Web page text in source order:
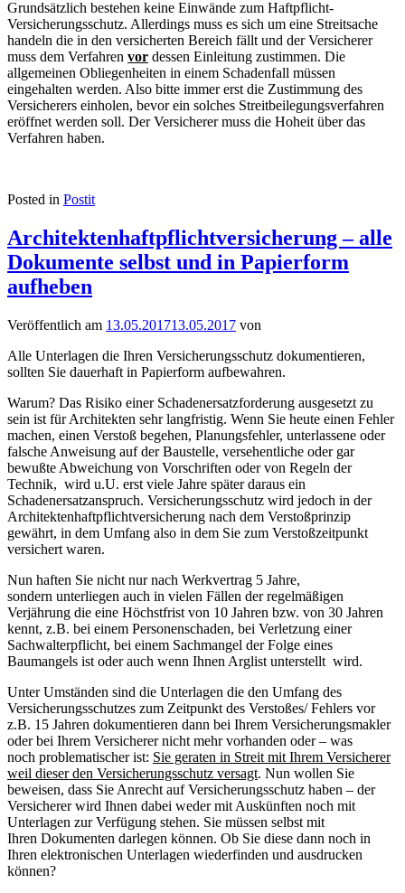
Grundsätzlich bestehen keine Einwände zum Haftpflicht-
Versicherungsschutz. Allerdings muss es sich um eine Streitsache
handeln die in den versicherten Bereich fällt und der Versicherer
muss dem Verfahren vor dessen Einleitung zustimmen. Die
allgemeinen Obliegenheiten in einem Schadenfall müssen
eingehalten werden. Also bitte immer erst die Zustimmung des
Versicherers einholen, bevor ein solches Streitbeilegungsverfahren
eröffnet werden soll. Der Versicherer muss die Hoheit über das
Verfahren haben.
Posted in Postit
Architektenhaftpflichtversicherung – alle
Dokumente selbst und in Papierform
aufheben
Veröffentlich am 13.05.201713.05.2017 von
Alle Unterlagen die Ihren Versicherungsschutz dokumentieren,
sollten Sie dauerhaft in Papierform aufbewahren.
Warum? Das Risiko einer Schadenersatzforderung ausgesetzt zu
sein ist für Architekten sehr langfristig. Wenn Sie heute einen Fehler
machen, einen Verstoß begehen, Planungsfehler, unterlassene oder
falsche Anweisung auf der Baustelle, versehentliche oder gar
bewußte Abweichung von Vorschriften oder von Regeln der
Technik, wird u.U. erst viele Jahre später daraus ein
Schadenersatzanspruch. Versicherungsschutz wird jedoch in der
Architektenhaftpflichtversicherung nach dem Verstoßprinzip
gewährt, in dem Umfang also in dem Sie zum Verstoßzeitpunkt
versichert waren.
Nun haften Sie nicht nur nach Werkvertrag 5 Jahre,
sondern unterliegen auch in vielen Fällen der regelmäßigen
Verjährung die eine Höchstfrist von 10 Jahren bzw. von 30 Jahren
kennt, z.B. bei einem Personenschaden, bei Verletzung einer
Sachwalterpflicht, bei einem Sachmangel der Folge eines
Baumangels ist oder auch wenn Ihnen Arglist unterstellt wird.
Unter Umständen sind die Unterlagen die den Umfang des
Versicherungsschutzes zum Zeitpunkt des Verstoßes/ Fehlers vor
z.B. 15 Jahren dokumentieren dann bei Ihrem Versicherungsmakler
oder bei Ihrem Versicherer nicht mehr vorhanden oder – was
noch problematischer ist: Sie geraten in Streit mit Ihrem Versicherer
weil dieser den Versicherungsschutz versagt. Nun wollen Sie
beweisen, dass Sie Anrecht auf Versicherungsschutz haben – der
Versicherer wird Ihnen dabei weder mit Auskünften noch mit
Unterlagen zur Verfügung stehen. Sie müssen selbst mit
Ihren Dokumenten darlegen können. Ob Sie diese dann noch in
Ihren elektronischen Unterlagen wiederfinden und ausdrucken
können?